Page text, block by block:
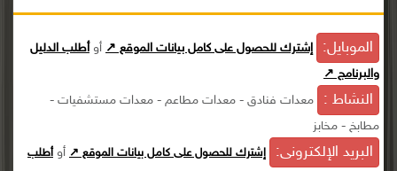
الموبايل: إشترك للحصول على كامل بيانات الموقع ↗ أوأطلب الدليل
والبرنامج ↗
النشاط :
معدات فنادق - معدات مطاعم - معدات مستشفيات -
مطابخ - مخابز
البريد الإلكترونى: إشترك للحصول على كامل بيانات الموقع ↗ أوأطلب